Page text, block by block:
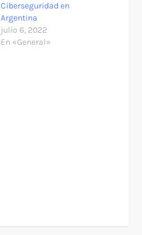
Ciberseguridad en
Argentina
julio 6, 2022
En «General»